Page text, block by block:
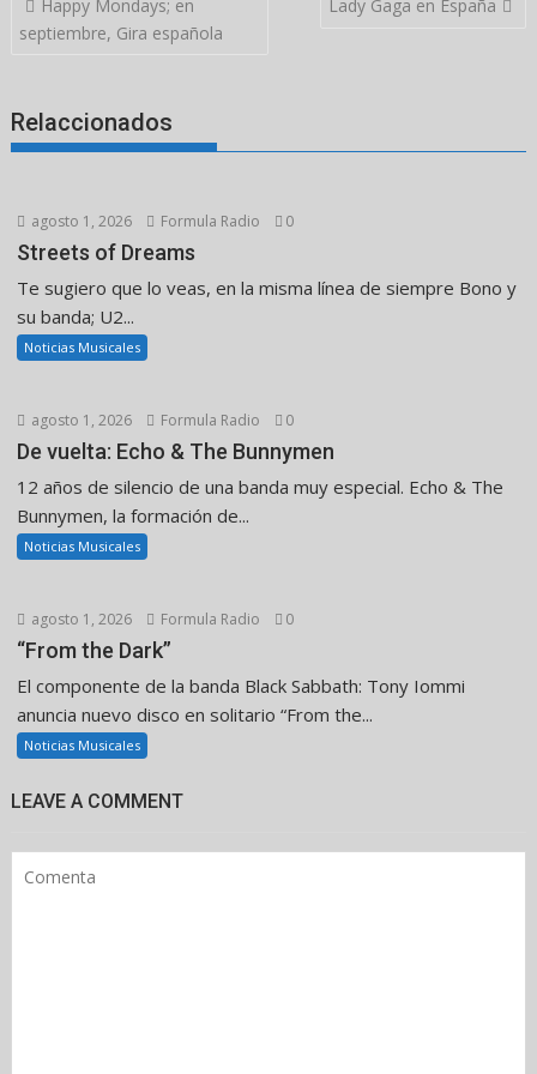
de
Happy Mondays; en
septiembre, Gira española
Lady Gaga en España
Relaccionados
agosto 1, 2026 Formula Radio 0
Streets of Dreams
Te sugiero que lo veas, en la misma línea de siempre Bono y
su banda; U2...
Noticias Musicales
agosto 1, 2026 Formula Radio 0
De vuelta: Echo & The Bunnymen
12 años de silencio de una banda muy especial. Echo & The
Bunnymen, la formación de...
Noticias Musicales
agosto 1, 2026 Formula Radio 0
“From the Dark”
El componente de la banda Black Sabbath: Tony Iommi
anuncia nuevo disco en solitario “From the...
Noticias Musicales
LEAVE A COMMENT